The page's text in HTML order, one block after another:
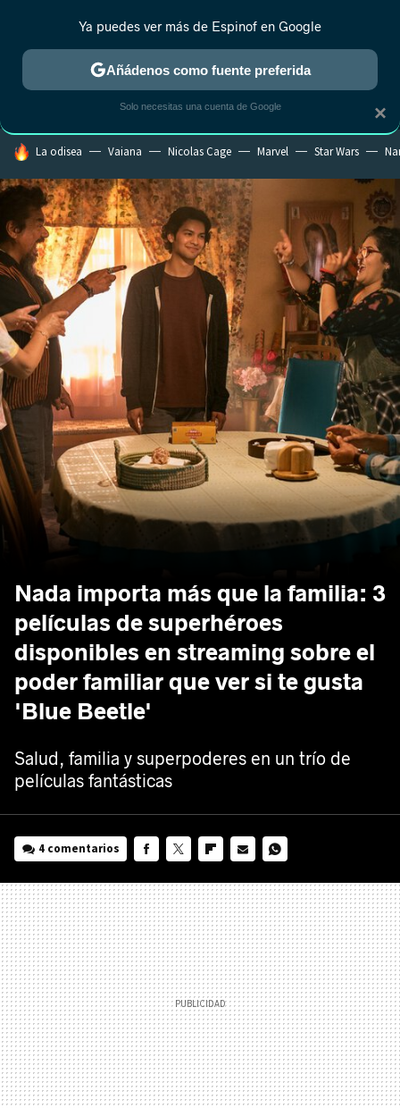
MENÚ NUEVO
ESTRENOS REALITY ANIME RANKINGS CINE
HOY SE HABLA DE
La odisea Vaiana Nicolas Cage Marvel Star Wars
Nada importa más que la familia: 3
películas de superhéroes
disponibles en streaming sobre el
poder familiar que ver si te gusta
'Blue Beetle'
Salud, familia y superpoderes en un trío de
películas fantásticas
4 comentarios
MAIL
×
Ya puedes ver más de Espinof en Google
Añádenos como fuente preferida
Solo necesitas una cuenta de Google